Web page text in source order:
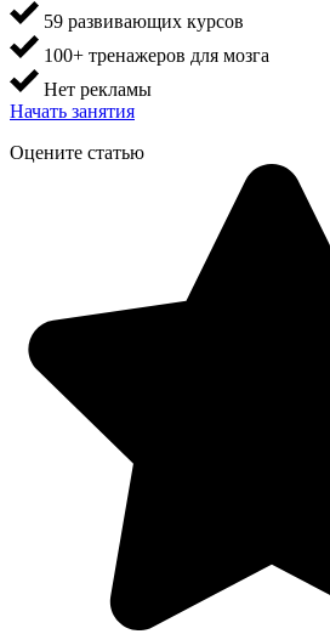
59 развивающих курсов
100+ тренажеров для мозга
Нет рекламы
Начать занятия
Оцените статью